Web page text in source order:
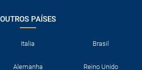
OUTROS PAÍSES
Italia Brasil
Alemanha Reino Unido